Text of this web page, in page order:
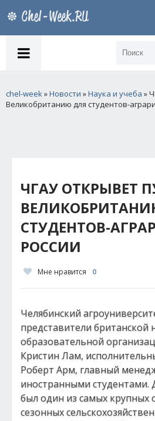
chel-week»Новости »Наука и учеба »
Великобританию для студентов-
ЧГАУ ОТКРЫВЕТ
СТУДЕНТОВ-
РОССИИ
Мне нравится 0
Челябинский
представители британской
образовательной
Кристин Лам,
Роберт Арм, главный
иностранными студентами.
был один из самых крупных
сезонных